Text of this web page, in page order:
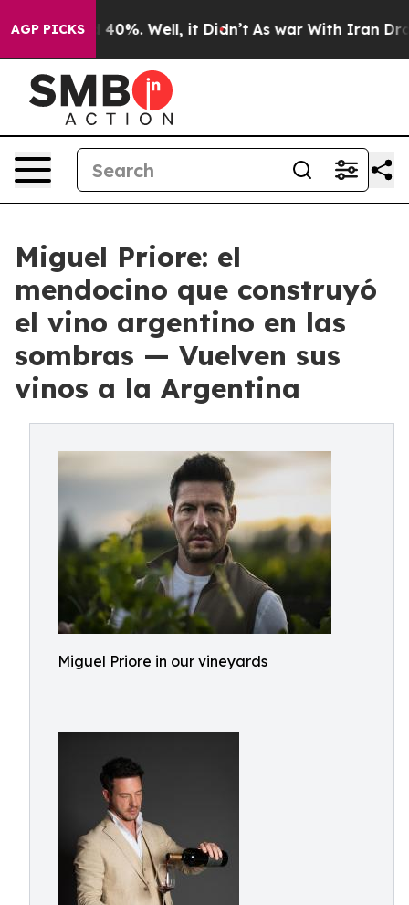
AGP PICKS40%. Well, it Didn’t As war With Iran Drove
Miguel Priore: el
mendocino que construyó
el vino argentino en las
sombras — Vuelven sus
vinos a la Argentina
Miguel Priore in our vineyards